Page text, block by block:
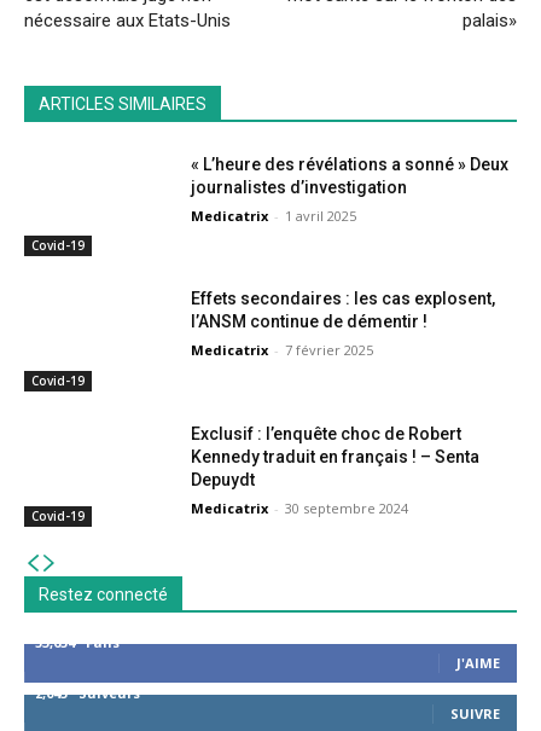
nécessaire aux Etats-Unis
palais»
ARTICLES SIMILAIRES
Covid-19
« L’heure des révélations a sonné » Deux
journalistes d’investigation
Medicatrix - 1 avril 2025
Covid-19
Effets secondaires : les cas explosent,
l’ANSM continue de démentir !
Medicatrix - 7 février 2025
Covid-19
Exclusif : l’enquête choc de Robert
Kennedy traduit en français ! – Senta
Depuydt
Medicatrix - 30 septembre 2024
Restez connecté
53,654
Fans
J'AIME
2,043 Suiveurs
SUIVRE